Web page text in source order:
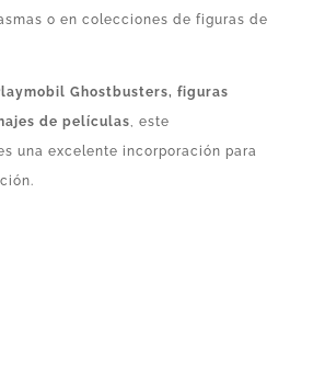
o en colecciones de figuras de
Ghostbusters, figuras
de películas, este
una excelente incorporación para